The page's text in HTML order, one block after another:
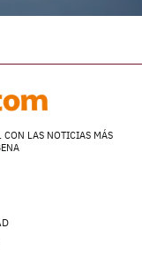
CON LAS NOTICIAS MÁS